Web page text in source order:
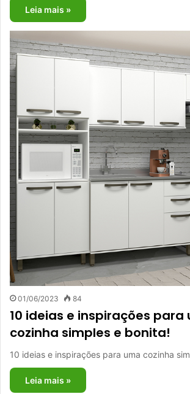
Leia mais »
01/06/2023 84
10 ideias e inspirações para
cozinha simples e bonita!
10 ideias e inspirações para uma cozinha
Leia mais »